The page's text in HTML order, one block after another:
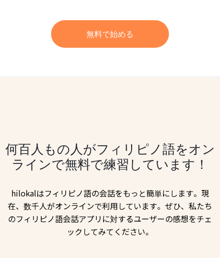
無料で始める
何百人もの人がフィリピノ語をオン
ラインで無料で練習しています！
hilokalはフィリピノ語の会話をもっと簡単にします。現
在、数千人がオンラインで利用しています。ぜひ、私たち
のフィリピノ語会話アプリに対するユーザーの感想をチェ
ックしてみてください。